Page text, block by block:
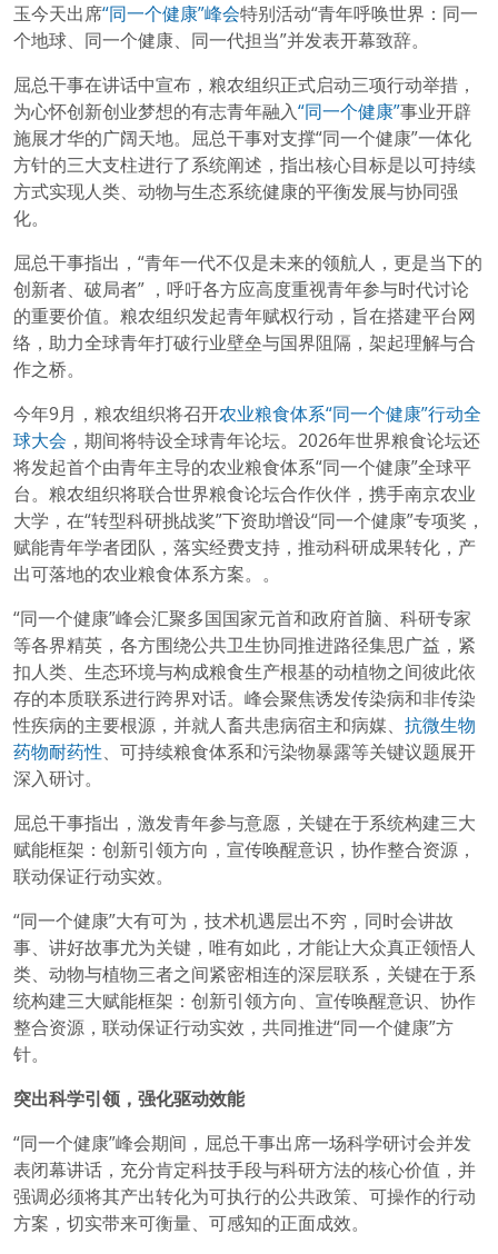
玉今天出席“同一个健康”峰会特别活动“青年呼唤世界：同一
个地球、同一个健康、同一代担当”并发表开幕致辞。
屈总干事在讲话中宣布，粮农组织正式启动三项行动举措，
为心怀创新创业梦想的有志青年融入“同一个健康”事业开辟
施展才华的广阔天地。屈总干事对支撑“同一个健康”一体化
方针的三大支柱进行了系统阐述，指出核心目标是以可持续
方式实现人类、动物与生态系统健康的平衡发展与协同强
化。
屈总干事指出，“青年一代不仅是未来的领航人，更是当下的
创新者、破局者” ，呼吁各方应高度重视青年参与时代讨论
的重要价值。粮农组织发起青年赋权行动，旨在搭建平台网
络，助力全球青年打破行业壁垒与国界阻隔，架起理解与合
作之桥。
今年9月，粮农组织将召开农业粮食体系“同一个健康”行动全
球大会 ，期间将特设全球青年论坛。2026年世界粮食论坛还
将发起首个由青年主导的农业粮食体系“同一个健康”全球平
台。粮农组织将联合世界粮食论坛合作伙伴，携手南京农业
大学，在“转型科研挑战奖”下资助增设“同一个健康”专项奖，
赋能青年学者团队，落实经费支持，推动科研成果转化，产
出可落地的农业粮食体系方案。。
“同一个健康”峰会汇聚多国国家元首和政府首脑、科研专家
等各界精英，各方围绕公共卫生协同推进路径集思广益，紧
扣人类、生态环境与构成粮食生产根基的动植物之间彼此依
存的本质联系进行跨界对话。峰会聚焦诱发传染病和非传染
性疾病的主要根源，并就人畜共患病宿主和病媒、 抗微生物
药物耐药性、可持续粮食体系和污染物暴露等关键议题展开
深入研讨。
屈总干事指出，激发青年参与意愿，关键在于系统构建三大
赋能框架：创新引领方向，宣传唤醒意识，协作整合资源，
联动保证行动实效。
“同一个健康”大有可为，技术机遇层出不穷，同时会讲故
事、讲好故事尤为关键，唯有如此，才能让大众真正领悟人
类、动物与植物三者之间紧密相连的深层联系，关键在于系
统构建三大赋能框架：创新引领方向、宣传唤醒意识、协作
整合资源，联动保证行动实效，共同推进“同一个健康”方
针。
突出科学引领，强化驱动效能
“同一个健康”峰会期间，屈总干事出席一场科学研讨会并发
表闭幕讲话，充分肯定科技手段与科研方法的核心价值，并
强调必须将其产出转化为可执行的公共政策、可操作的行动
方案，切实带来可衡量、可感知的正面成效。